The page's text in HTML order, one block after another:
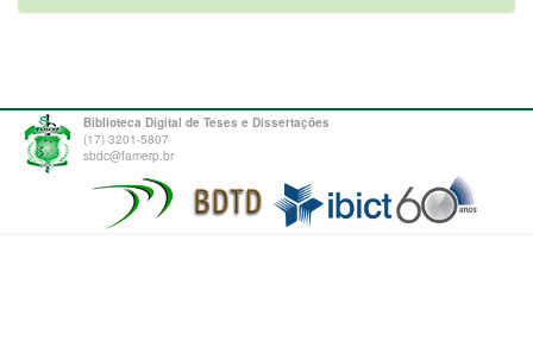
Biblioteca Digital de Teses e Dissertações
(17) 3201-5807
sbdc@famerp.br